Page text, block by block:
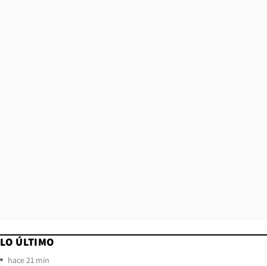
LO ÚLTIMO
hace 21 min